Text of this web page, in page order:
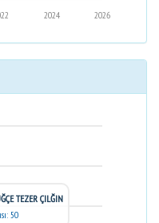
2026
2024
TEZER ÇILĞIN
50